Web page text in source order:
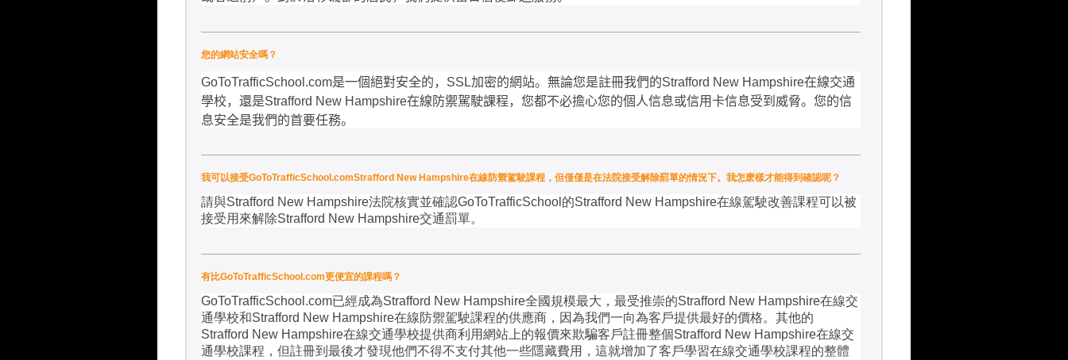
您的網站安全嗎？
GoToTrafficSchool.com是一個絕對安全的， SSL加密的網站。無論您是註冊我們的Strafford New Hampshire在線交通
學校，還是Strafford New Hampshire在線防禦駕駛課程，您都不必擔心您的個人信息或信用卡信息受到威脅。您的信
息安全是我們的首要任務。
我可以接受GoToTrafficSchool.comStrafford New Hampshire在線防禦駕駛課程，但僅僅是在法院接受解除罰單的情況下。我怎麽樣才能得到確認呢？
請與Strafford New Hampshire法院核實並確認GoToTrafficSchool 的Strafford New Hampshire在線駕駛改善課程可以被
接受用來解除Strafford New Hampshire交通罰單。
有比GoToTrafficSchool.com更便宜的課程嗎？
GoToTrafficSchool.com已經成為Strafford New Hampshire全國規模最大，最受推崇的Strafford New Hampshire在線交
通學校和Strafford New Hampshire在線防禦駕駛課程的供應商，因為我們一向為客戶提供最好的價格。其他的
Strafford New Hampshire在線交通學校提供商利用網站上的報價來欺騙客戶註冊整個Strafford New Hampshire在線交
通學校課程，但註冊到最後才發現他們不得不支付其他一些隱藏費用，這就增加了客戶學習在線交通學校課程的整體